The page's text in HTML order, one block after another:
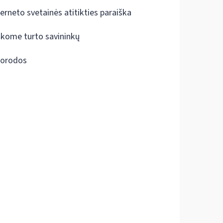
svetainės atitikties paraiška
turto savininkų